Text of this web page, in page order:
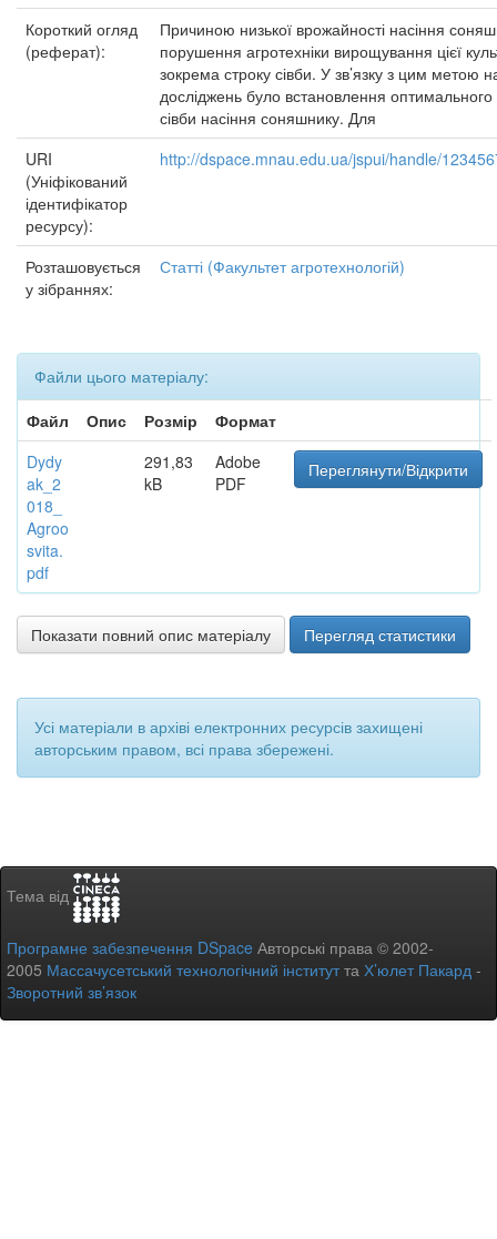
Короткий огляд
(реферат):
Причиною низької врожайності насіння
порушення агротехніки вирощування цієї
зокрема строку сівби. У зв’язку з цим метою
досліджень було встановлення оптимального
сівби насіння соняшнику. Для
URI
(Уніфікований
ідентифікатор
ресурсу):
http://dspace.mnau.edu.ua/jspui/handle/
Розташовується
у зібраннях:
Статті (Факультет агротехнологій)
Файли цього матеріалу:
Файл
Опис Розмір
Формат
Dydy
ak_2
018_
Agroo
svita.
pdf
291,83
kB
Adobe
PDF
Переглянути/Відкрити
Показати повний опис матеріалу Перегляд статистики
Усі матеріали в архіві електронних ресурсів захищені
авторським правом, всі права збережені.
Тема від
Програмне забезпечення DSpace Авторські права © 2002-
2005 Массачусетський технологічний інститутта Х’юлет Пакард -
Зворотний зв’язок